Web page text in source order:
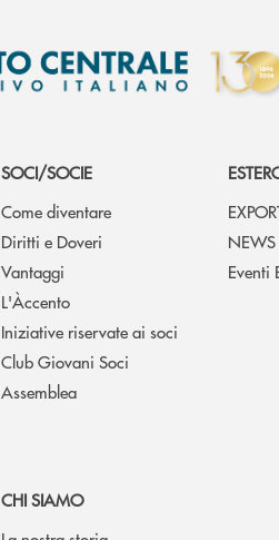
SOCI/SOCIE
Come diventare
Diritti e Doveri
Vantaggi
L'Àccento
Iniziative riservate ai soci
Club Giovani Soci
Assemblea
NEWS
Eventi
CHI SIAMO